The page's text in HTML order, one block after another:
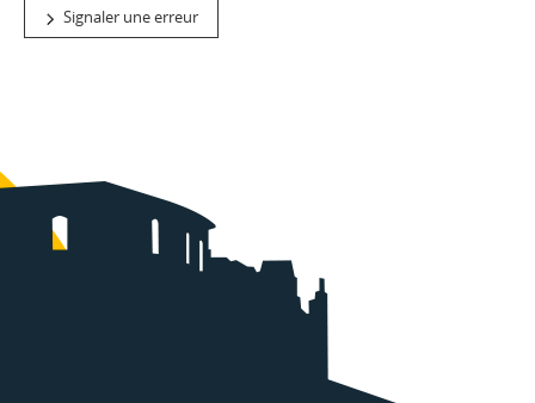
Signaler une erreur